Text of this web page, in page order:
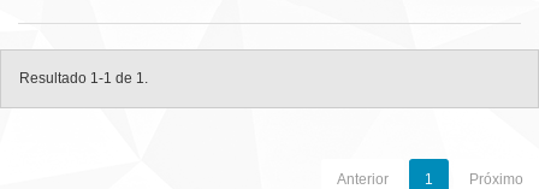
Resultado 1-1 de 1.
Anterior 1 Próximo